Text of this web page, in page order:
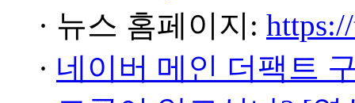
· 뉴스 홈페이지:
· 네이버 메인 더팩트